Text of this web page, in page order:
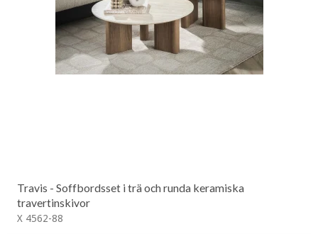
Travis - Soffbordsset i trä och runda keramiska
travertinskivor
X 4562-88